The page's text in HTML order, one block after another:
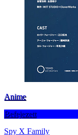
Anime
Befejezett
Spy X Family